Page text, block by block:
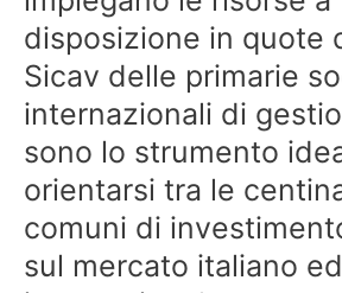
disposizione in quote
Sicav delle primarie
internazionali di
sono lo strumento
orientarsi tra le
comuni di
sul mercato italiano ed